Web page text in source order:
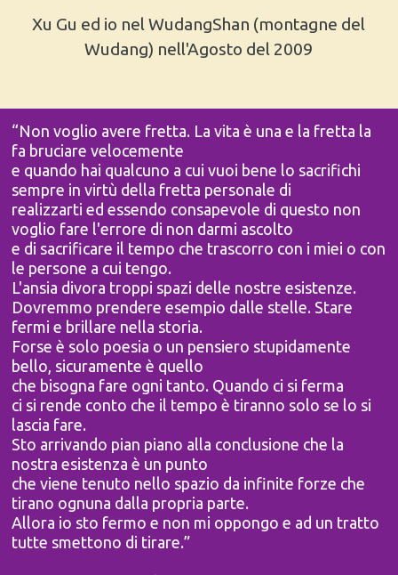
Xu Gu ed io nel WudangShan (montagne del
Wudang) nell'Agosto del 2009
“Non voglio avere fretta. La vita è una e la fretta la
fa bruciare velocemente
e quando hai qualcuno a cui vuoi bene lo sacrifichi
sempre in virtù della fretta personale di
realizzarti ed essendo consapevole di questo non
voglio fare l'errore di non darmi ascolto
e di sacrificare il tempo che trascorro con i miei o con
le persone a cui tengo.
L'ansia divora troppi spazi delle nostre esistenze.
Dovremmo prendere esempio dalle stelle. Stare
fermi e brillare nella storia.
Forse è solo poesia o un pensiero stupidamente
bello, sicuramente è quello
che bisogna fare ogni tanto. Quando ci si ferma
ci si rende conto che il tempo è tiranno solo se lo si
lascia fare.
Sto arrivando pian piano alla conclusione che la
nostra esistenza è un punto
che viene tenuto nello spazio da infinite forze che
tirano ognuna dalla propria parte.
Allora io sto fermo e non mi oppongo e ad un tratto
tutte smettono di tirare.”